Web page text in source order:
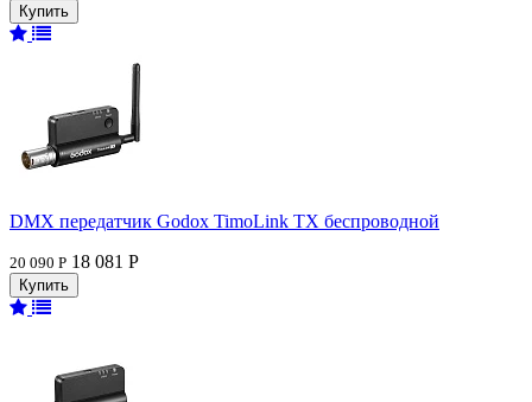
DMX передатчик Godox TimoLink TX беспроводной
20 090 Р 18 081 Р